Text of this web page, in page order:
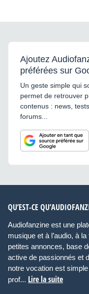
Ajoutez
préférées sur
Un geste simple qui
permet de retrouver
contenus : news,
forums...
QU’EST-CE
Audiofanzine est une
musique et à l’audio, à
petites annonces, base
active de passionnés et
notre vocation est
prof... Lire la suite